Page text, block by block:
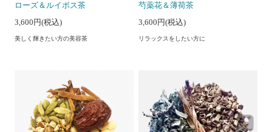
ローズ＆ルイボス茶
3,600円(税込)
美しく輝きたい方の美容茶
芍薬花＆薄荷茶
3,600円(税込)
リラックスをしたい方に